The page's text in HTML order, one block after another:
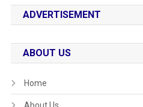
ADVERTISEMENT
ABOUT US
Home
About Us